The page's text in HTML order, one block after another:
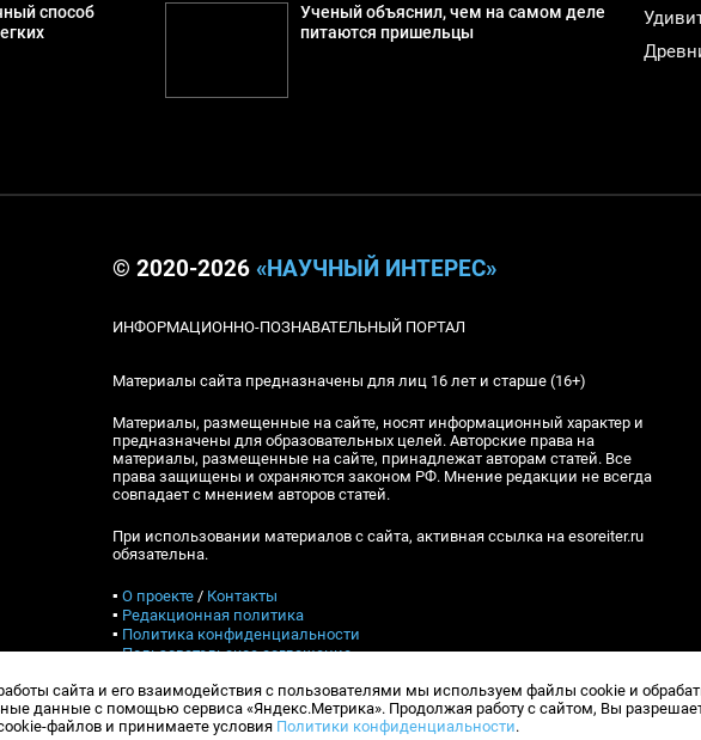
способ
Ученый объяснил, чем на самом деле
питаются пришельцы
© 2020-2026 «НАУЧНЫЙ ИНТЕРЕС»
ИНФОРМАЦИОННО-ПОЗНАВАТЕЛЬНЫЙ ПОРТАЛ
Материалы сайта предназначены для лиц 16 лет и старше (16+)
Материалы, размещенные на сайте, носят информационный характер и
предназначены для образовательных целей. Авторские права на
материалы, размещенные на сайте, принадлежат авторам статей. Все
права защищены и охраняются законом РФ. Мнение редакции не всегда
совпадает с мнением авторов статей.
При использовании материалов с сайта, активная ссылка на esoreiter.ru
обязательна.
▪ О проекте/ Контакты
▪ Редакционная политика
▪ Политика конфиденциальности
▪Пользовательское соглашение
Контакты:esoreiter@yandex.ru, Гл.ред.: А.В.Шебловинский
Телефон редакции:+7 (917) 398-10-94
сайта и его взаимодействия с пользователями мы используем файлы cookie и
данные с помощью сервиса «Яндекс.Метрика». Продолжая работу с сайтом, Вы
файлов и принимаете условия Политики конфиденциальности.